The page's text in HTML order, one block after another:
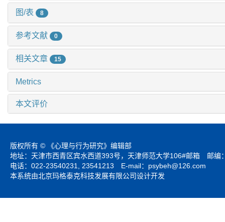
图/表 8
参考文献 0
相关文章 15
Metrics
本文评价
版权所有 © 《心理与行为研究》编辑部
地址：天津市西青区宾水西道393号，天津师范大学106#邮箱 邮编
电话：022-23540231, 23541213 E-mail： psybeh@126.com
本系统由北京玛格泰克科技发展有限公司设计开发